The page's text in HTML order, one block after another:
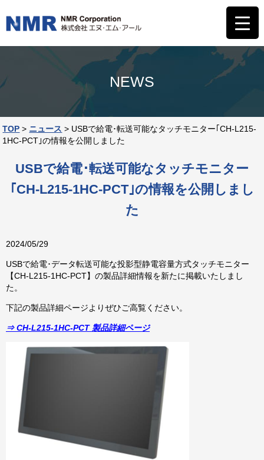
TOP > ニュース > USBで給電･転送可能なタッチモニター｢CH-L215-
1HC-PCT｣の情報を公開しました
NEWS
USBで給電･転送可能なタッチモニター
｢CH-L215-1HC-PCT｣の情報を公開しまし
た
2024/05/29
USBで給電･データ転送可能な投影型静電容量方式タッチモニター
【CH-L215-1HC-PCT】の製品詳細情報を新たに掲載いたしまし
た。
下記の製品詳細ページよりぜひご高覧ください。
⇒ CH-L215-1HC-PCT 製品詳細ページ